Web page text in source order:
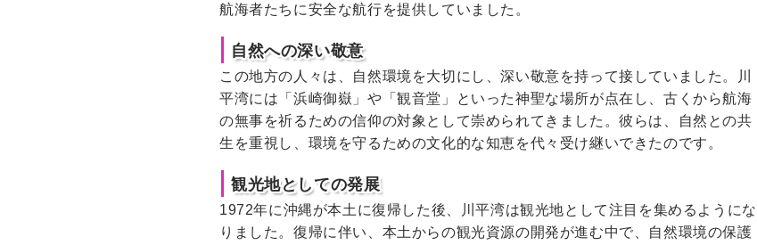
航海者たちに安全な航行を提供していました。
自然への深い敬意
この地方の人々は、自然環境を大切にし、深い敬意を持って接していました。川
平湾には「浜崎御嶽」や「観音堂」といった神聖な場所が点在し、古くから航海
の無事を祈るための信仰の対象として崇められてきました。彼らは、自然との共
生を重視し、環境を守るための文化的な知恵を代々受け継いできたのです。
観光地としての発展
1972年に沖縄が本土に復帰した後、川平湾は観光地として注目を集めるようにな
りました。復帰に伴い、本土からの観光資源の開発が進む中で、自然環境の保護